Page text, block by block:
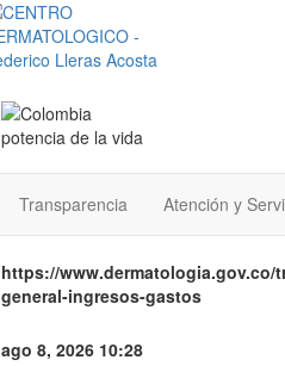
Transparencia Atención y
https://
general-ingresos-gastos
ago 8, 2026 10:28